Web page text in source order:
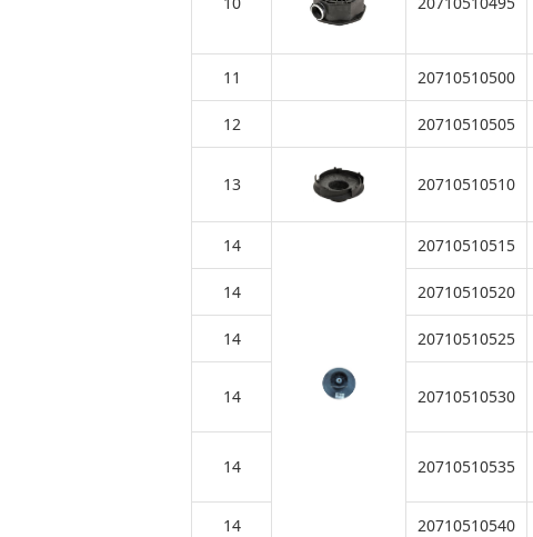
11 20710510500
12 20710510505
13 20710510510
14 20710510515
14 20710510520
14 20710510525
14 20710510530
14 20710510535
14 20710510540